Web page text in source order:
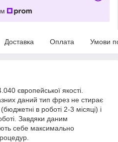
Доставка Оплата Умови
європейської якості.
даний тип фрез не стирає
в роботі 2-3 місяці) і
Завдяки даним
себе максимально